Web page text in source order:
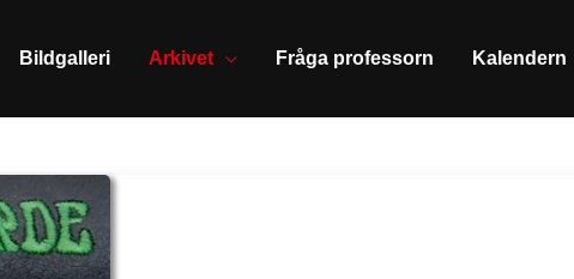
Bildgalleri Arkivet Fråga professorn Kalendern